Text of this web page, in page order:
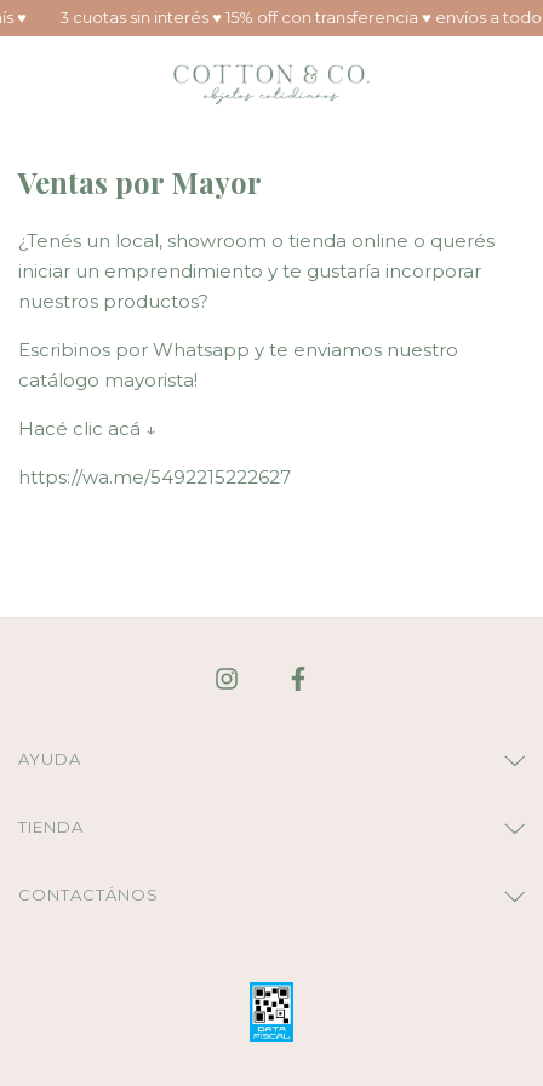
♥ 3 cuotas sin interés ♥ 15% off con transferencia ♥ envíos a todo
Ventas por Mayor
¿Tenés un local, showroom o tienda online o querés
iniciar un emprendimiento y te gustaría incorporar
nuestros productos?
Escribinos por Whatsapp y te enviamos nuestro
catálogo mayorista!
Hacé clic acá ↓
https://wa.me/5492215222627
AYUDA
TIENDA
CONTACTÁNOS